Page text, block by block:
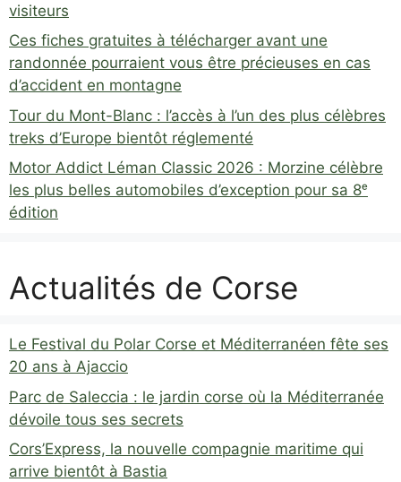
visiteurs
Ces fiches gratuites à télécharger avant une
randonnée pourraient vous être précieuses en cas
d’accident en montagne
Tour du Mont-Blanc : l’accès à l’un des plus célèbres
treks d’Europe bientôt réglementé
Motor Addict Léman Classic 2026 : Morzine célèbre
les plus belles automobiles d’exception pour sa 8ᵉ
édition
Actualités de Corse
Le Festival du Polar Corse et Méditerranéen fête ses
20 ans à Ajaccio
Parc de Saleccia : le jardin corse où la Méditerranée
dévoile tous ses secrets
Cors’Express, la nouvelle compagnie maritime qui
arrive bientôt à Bastia